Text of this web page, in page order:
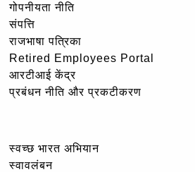
गोपनीयता नीति
संपत्ति
राजभाषा पत्रिका
Retired Employees Portal
आरटीआई केंद्र
प्रबंधन नीति और प्रकटीकरण
स्वच्छ भारत अभियान
स्वावलंबन